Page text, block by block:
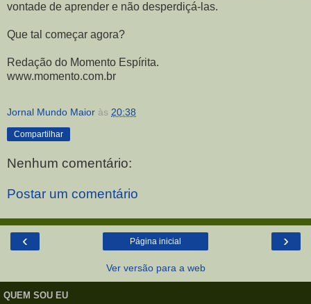
vontade de aprender e não desperdiçá-las.
Que tal começar agora?
Redação do Momento Espírita.
www.momento.com.br
Jornal Mundo Maior às 20:38
Compartilhar
Nenhum comentário:
Postar um comentário
‹ ›
Página inicial
Ver versão para a web
QUEM SOU EU